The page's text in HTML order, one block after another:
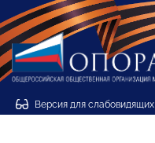
Версия для слабовидящих